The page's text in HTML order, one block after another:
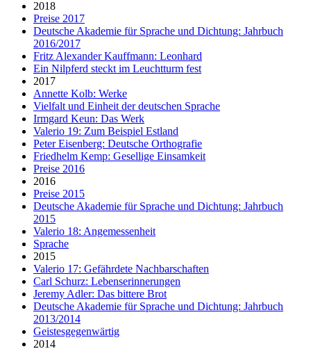
2018
Preise 2017
Deutsche Akademie für Sprache und Dichtung: Jahrbuch
2016/2017
Fritz Alexander Kauffmann: Leonhard
Ein Nilpferd steckt im Leuchtturm fest
2017
Annette Kolb: Werke
Vielfalt und Einheit der deutschen Sprache
Irmgard Keun: Das Werk
Valerio 19: Zum Beispiel Estland
Peter Eisenberg: Deutsche Orthografie
Friedhelm Kemp: Gesellige Einsamkeit
Preise 2016
2016
Preise 2015
Deutsche Akademie für Sprache und Dichtung: Jahrbuch
2015
Valerio 18: Angemessenheit
Sprache
2015
Valerio 17: Gefährdete Nachbarschaften
Carl Schurz: Lebenserinnerungen
Jeremy Adler: Das bittere Brot
Deutsche Akademie für Sprache und Dichtung: Jahrbuch
2013/2014
Geistesgegenwärtig
2014